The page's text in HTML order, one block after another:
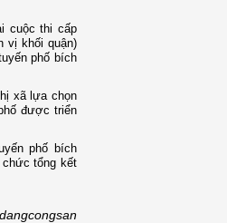
cuộc thi cấp
vị khối quận)
phố bích
xã lựa chọn
được triển
phố bích
chức tổng kết
dangcongsan